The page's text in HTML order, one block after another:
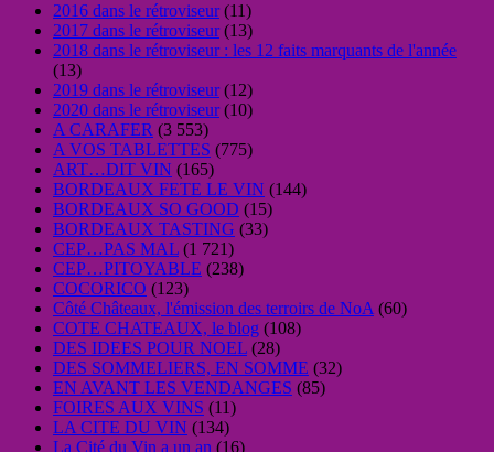
2016 dans le rétroviseur(11)
2017 dans le rétroviseur(13)
2018 dans le rétroviseur : les 12 faits marquants de l'année
(13)
2019 dans le rétroviseur(12)
2020 dans le rétroviseur(10)
A CARAFER (3 553)
A VOS TABLETTES (775)
ART…DIT VIN (165)
BORDEAUX FETE LE VIN (144)
BORDEAUX SO GOOD (15)
BORDEAUX TASTING (33)
CEP…PAS MAL (1 721)
CEP…PITOYABLE (238)
COCORICO (123)
Côté Châteaux, l'émission des terroirs de NoA (60)
COTE CHATEAUX, le blog (108)
DES IDEES POUR NOEL (28)
DES SOMMELIERS, EN SOMME (32)
EN AVANT LES VENDANGES (85)
FOIRES AUX VINS (11)
LA CITE DU VIN (134)
La Cité du Vin a un an (16)